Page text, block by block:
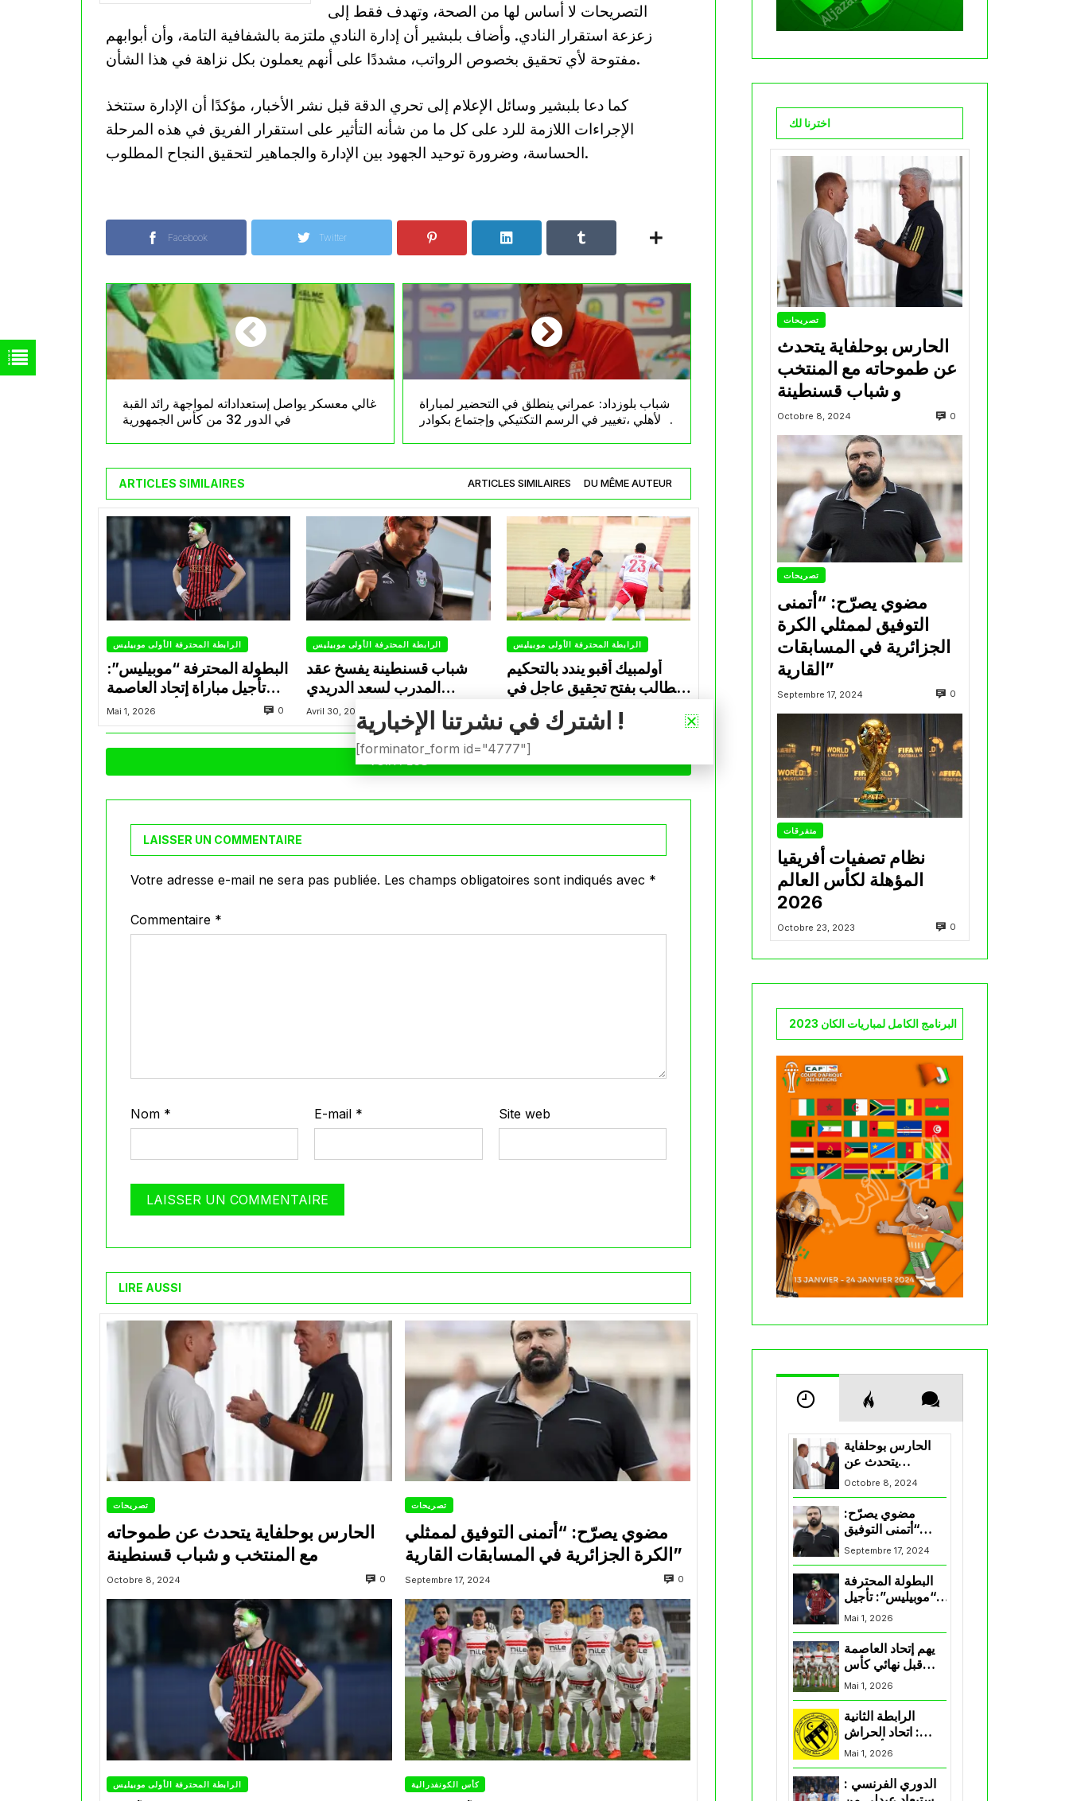
التصريحات لا أساس لها من الصحة، وتهدف فقط إلى
زعزعة استقرار النادي. وأضاف بلبشير أن إدارة النادي ملتزمة بالشفافية التامة، وأن أبوابهم
مفتوحة لأي تحقيق بخصوص الرواتب، مشددًا على أنهم يعملون بكل نزاهة في هذا الشأن.
كما دعا بلبشير وسائل الإعلام إلى تحري الدقة قبل نشر الأخبار، مؤكدًا أن الإدارة ستتخذ
الإجراءات اللازمة للرد على كل ما من شأنه التأثير على استقرار الفريق في هذه المرحلة
الحساسة، وضرورة توحيد الجهود بين الإدارة والجماهير لتحقيق النجاح المطلوب.
Facebook Twitter
غالي معسكر يواصل إستعداداته لمواجهة رائد القبة
في الدور 32 من كأس الجمهورية
شباب بلوزداد: عمراني ينطلق في التحضير لمباراة
الأهلي ،تغيير في الرسم التكتيكي وإجتماع بكوادر
ARTICLES SIMILAIRES ARTICLES SIMILAIRES DU MÊME AUTEUR
الرابطة المحترفة الأولى موبيليس
البطولة المحترفة “موبيليس”:
تأجيل مباراة إتحاد العاصمة
وأتلتيك بارادو
Mai 1, 2026 0
الرابطة المحترفة الأولى موبيليس
شباب قسنطينة يفسخ عقد
المدرب لسعد الدريدي
بالتراضي
Avril 30, 2026
الرابطة المحترفة الأولى موبيليس
أولمبيك أقبو يندد بالتحكيم
ويطالب بفتح تحقيق عاجل في
تجاوزات أثّرت على نتائج
الفريق
Avril 29, 2026
LAISSER UN COMMENTAIRE
Votre adresse e-mail ne sera pas publiée. Les champs obligatoires sont indiqués avec *
Commentaire *
Nom * E-mail * Site web
LIRE AUSSI
تصريحات
الحارس بوحلفاية يتحدث عن طموحاته
مع المنتخب و شباب قسنطينة
Octobre 8, 2024 0
تصريحات
مضوي يصرّح: “أتمنى التوفيق لممثلي
الكرة الجزائرية في المسابقات القارية”
Septembre 17, 2024 0
الرابطة المحترفة الأولى موبيليس كأس الكونفدرالية
اخترنا لك
تصريحات
الحارس بوحلفاية يتحدث
عن طموحاته مع المنتخب
و شباب قسنطينة
Octobre 8, 2024 0
تصريحات
مضوي يصرّح: “أتمنى
التوفيق لممثلي الكرة
الجزائرية في المسابقات
القارية”
Septembre 17, 2024 0
متفرقات
نظام تصفيات أفريقيا
المؤهلة لكأس العالم
2026
Octobre 23, 2023 0
البرنامج الكامل لمباريات الكان 2023
الحارس بوحلفاية
يتحدث عن
طموحاته مع
المنتخب و شباب
قسنطينة
Octobre 8, 2024
مضوي يصرّح:
“أتمنى التوفيق
لممثلي الكرة
الجزائرية في
Septembre 17, 2024
البطولة المحترفة
“موبيليس”: تأجيل
مباراة إتحاد
العاصمة وأتلتيك
بارادو
Mai 1, 2026
يهم إتحاد العاصمة
قبل نهائي كأس
اكاف : الزمالك
يسقط بثلاثية أمام
Mai 1, 2026
الرابطة الثانية
: اتحاد الحراش
يحسم التأهل إلى
“البلاي أوف”
Mai 1, 2026
الدوري الفرنسي :
اشترك في نشرتنا الإخبارية !
[forminator_form id="4777"]